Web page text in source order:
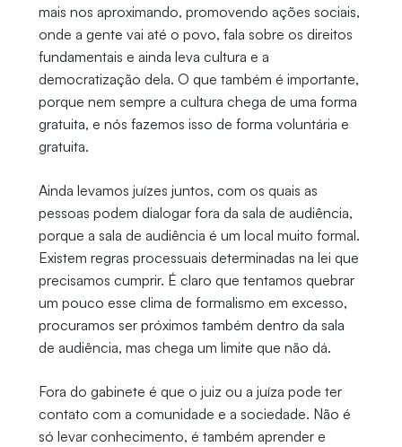
mais nos aproximando, promovendo ações sociais,
onde a gente vai até o povo, fala sobre os direitos
fundamentais e ainda leva cultura e a
democratização dela. O que também é importante,
porque nem sempre a cultura chega de uma forma
gratuita, e nós fazemos isso de forma voluntária e
gratuita.
Ainda levamos juízes juntos, com os quais as
pessoas podem dialogar fora da sala de audiência,
porque a sala de audiência é um local muito formal.
Existem regras processuais determinadas na lei que
precisamos cumprir. É claro que tentamos quebrar
um pouco esse clima de formalismo em excesso,
procuramos ser próximos também dentro da sala
de audiência, mas chega um limite que não dá.
Fora do gabinete é que o juiz ou a juíza pode ter
contato com a comunidade e a sociedade. Não é
só levar conhecimento, é também aprender e